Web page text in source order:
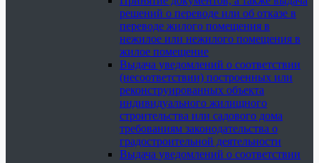
решений о переводе или об отказе в
переводе жилого помещения в
нежилое или нежилого помещения в
жилое помещение
Выдача уведомлений о соответствии
(несоответствии) построенных или
реконструированных объекта
индивидуального жилищного
строительства или садового дома
требованиям законодательства о
градостроительной деятельности
Выдача уведомлений о соответствии